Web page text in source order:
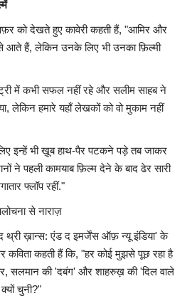
को देखते हुए कावेरी कहती हैं, "आमिर और
से आते हैं, लेकिन उनके लिए भी उनका फ़िल्मी
में कभी सफल नहीं रहे और सलीम साहब ने
लेकिन हमारे यहाँ लेखकों को वो मुकाम नहीं
इन्हें भी ख़ूब हाथ-पैर पटकने पड़े तब जाकर
ने पहली कामयाब फ़िल्म देने के बाद ढेर सारी
फ्लॉप रहीं."
से नाराज़
थ्री ख़ान्स: एंड द इमर्जेंस ऑफ़ न्यू इंडिया' के
कविता कहती हैं कि, "हर कोई मुझसे पूछ रहा है
सलमान की 'दबंग' और शाहरुख़ की 'दिल वाले
चुनी?"